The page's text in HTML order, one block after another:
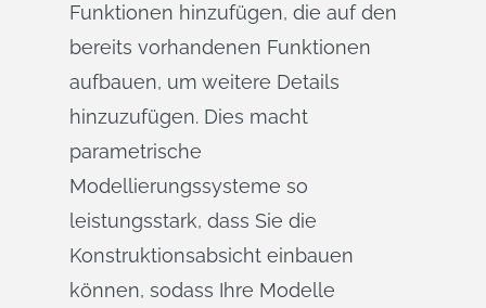
Funktionen hinzufügen, die auf den
bereits vorhandenen Funktionen
aufbauen, um weitere Details
hinzuzufügen. Dies macht
parametrische
Modellierungssysteme so
leistungsstark, dass Sie die
Konstruktionsabsicht einbauen
können, sodass Ihre Modelle